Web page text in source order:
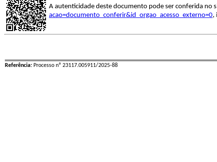
A autenticidade deste documento pode ser conferida no
acao=documento_conferir&id_orgao_acesso_externo=0,
Referência: Processo nº 23117.005911/2025-88